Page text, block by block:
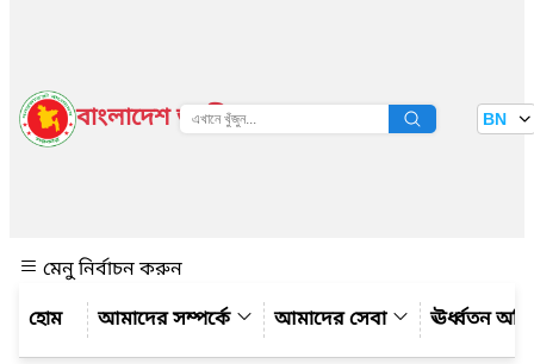
বাংলাদেশ জাতীয় তথ্য বাতায়ন BN
মেনু নির্বাচন করুন
আমাদের সম্পর্কে
আমাদের সেবা ঊর্ধ্বতন